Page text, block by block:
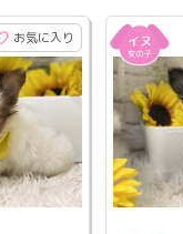
お気に入り